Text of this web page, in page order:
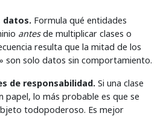
datos. Formula qué entidades
antesde multiplicar clases o
resulta que la mitad de los
son solo datos sin comportamiento.
de responsabilidad. Si una clase
papel, lo más probable es que se
todopoderoso. Es mejor